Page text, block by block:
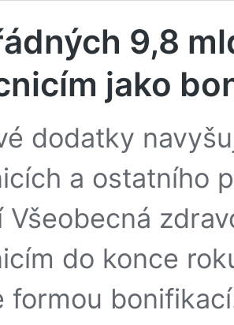
9,8
jako
dodatky
a ostatního
Všeobecná
do konce
formou